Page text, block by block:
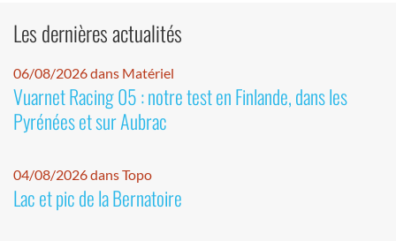
Les dernières actualités
06/08/2026 dans Matériel
Vuarnet Racing 05 : notre test en Finlande, dans les
Pyrénées et sur Aubrac
04/08/2026 dans Topo
Lac et pic de la Bernatoire